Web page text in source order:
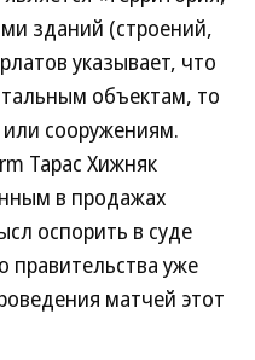
зданий (строений,
указывает, что
объектам, то
сооружениям.
Тарас Хижняк
в продажах
оспорить в суде
правительства уже
матчей этот